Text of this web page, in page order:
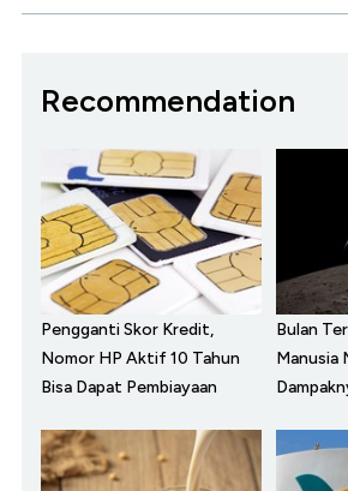
Recommendation
Pengganti Skor Kredit,
Nomor HP Aktif 10 Tahun
Bisa Dapat Pembiayaan
Bulan
Manusia